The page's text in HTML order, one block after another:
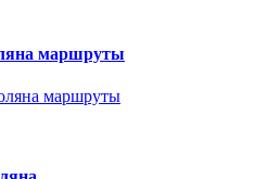
маршруты